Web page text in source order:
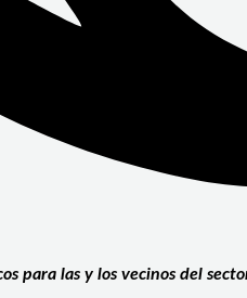
para las y los vecinos del